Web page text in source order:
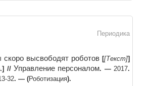
Периодика
высвободят роботов [[Текст]]
// Управление персоналом. —2017.
32. — (Роботизация).